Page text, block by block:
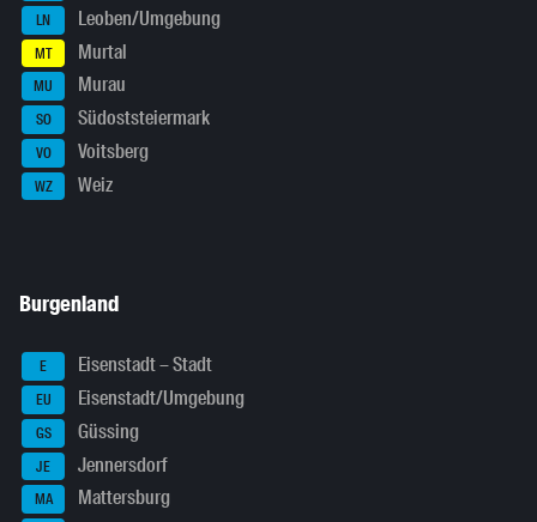
LN Leoben/Umgebung
MT Murtal
MU Murau
SO Südoststeiermark
VO Voitsberg
WZ Weiz
Burgenland
E Eisenstadt – Stadt
EU Eisenstadt/Umgebung
GS Güssing
JE Jennersdorf
MA Mattersburg